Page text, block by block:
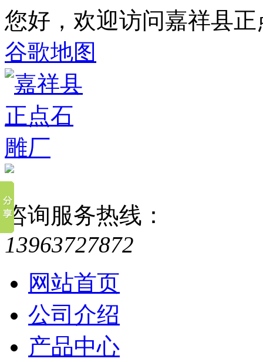
您好，欢迎访问嘉祥县
谷歌地图
咨询服务热线：
13963727872
网站首页
公司介绍
产品中心